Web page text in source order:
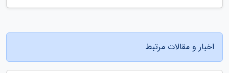
اخبار و مقالات مرتبط